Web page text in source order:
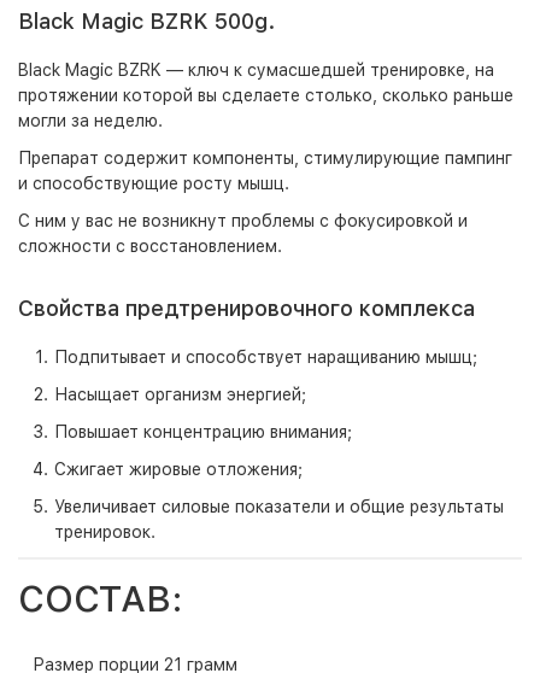
Black Magic BZRK 500g.
Black Magic BZRK — ключ к сумасшедшей тренировке, на
протяжении которой вы сделаете столько, сколько раньше
могли за неделю.
Препарат содержит компоненты, стимулирующие пампинг
и способствующие росту мышц.
С ним у вас не возникнут проблемы с фокусировкой и
сложности с восстановлением.
Свойства предтренировочного комплекса
Подпитывает и способствует наращиванию мышц;
Насыщает организм энергией;
Повышает концентрацию внимания;
Сжигает жировые отложения;
Увеличивает силовые показатели и общие результаты
тренировок.
СОСТАВ:
Размер порции 21 грамм